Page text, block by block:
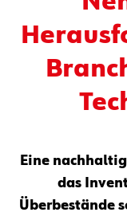
Eine
das
Überbestände